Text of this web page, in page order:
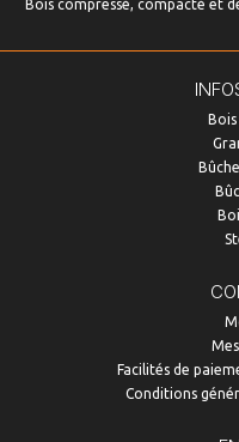
Bois compressé, compacté et
Facilités de
Conditions